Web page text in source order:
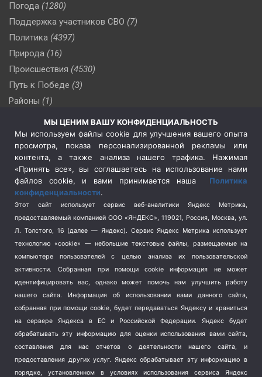
Погода (1280)
Поддержка участников СВО (7)
Политика (4397)
Природа (16)
Происшествия (4530)
Путь к Победе (3)
Районы (1)
(510)
Сельское хозяйство (3)
Социальная политика
(3)
Спецоперация в Украине
Спецоперация на Украине
(404)
Спорт (740)
Терроризм (1)
Транспорт (262)
Туризм (178)
Флот (76)
Школа и спорт (2)
Экология (8)
Экономика (1172)
МЫ ЦЕНИМ ВАШУ КОНФИДЕНЦИАЛЬНОСТЬ
Мы используем файлы cookie для улучшения вашего опыта
просмотра, показа персонализированной рекламы или
контента, а также анализа нашего трафика. Нажимая
«Принять все», вы соглашаетесь на использование нами
файлов cookie, и вами принимается наша Политика
конфиденциальности.
Этот сайт использует сервис веб-аналитики Яндекс Метрика,
предоставляемый компанией ООО «ЯНДЕКС», 119021, Россия, Москва, ул.
Л. Толстого, 16 (далее — Яндекс). Сервис Яндекс Метрика использует
технологию «cookie» — небольшие текстовые файлы, размещаемые на
компьютере пользователей с целью анализа их пользовательской
активности.
Собранная при помощи cookie информация не может
идентифицировать вас, однако может помочь нам улучшить работу
нашего сайта. Информация об использовании вами данного сайта,
собранная при помощи cookie, будет передаваться Яндексу и храниться
на сервере Яндекса в ЕС и Российской Федерации. Яндекс будет
обрабатывать эту информацию для оценки использования вами сайта,
составления для нас отчетов о деятельности нашего сайта, и
предоставления других услуг. Яндекс обрабатывает эту информацию в
порядке, установленном в условиях использования сервиса Яндекс